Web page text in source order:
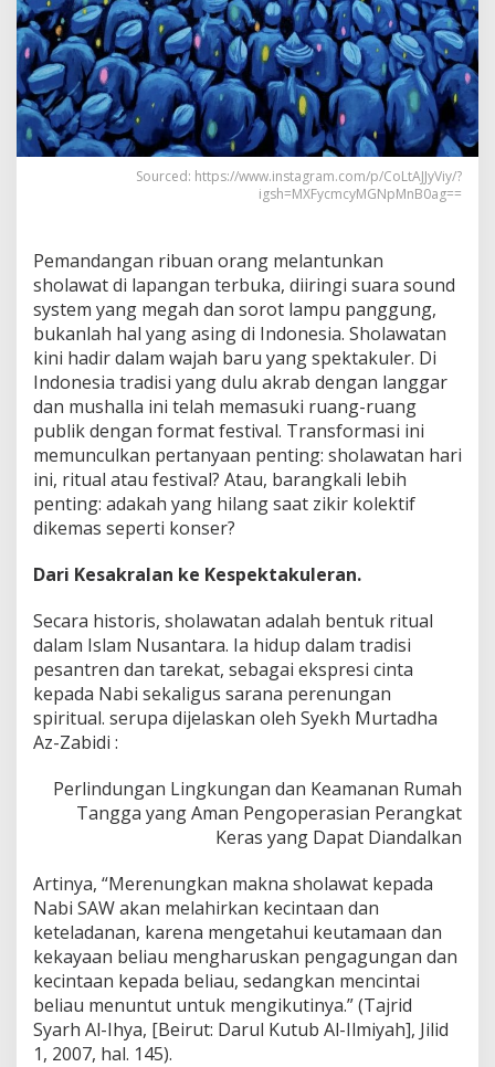
Sourced: https://www.instagram.com/p/CoLtAJJyViy/?
igsh=MXFycmcyMGNpMnB0ag==
Pemandangan ribuan orang melantunkan
sholawat di lapangan terbuka, diiringi suara sound
system yang megah dan sorot lampu panggung,
bukanlah hal yang asing di Indonesia. Sholawatan
kini hadir dalam wajah baru yang spektakuler. Di
Indonesia tradisi yang dulu akrab dengan langgar
dan mushalla ini telah memasuki ruang-ruang
publik dengan format festival. Transformasi ini
memunculkan pertanyaan penting: sholawatan hari
ini, ritual atau festival? Atau, barangkali lebih
penting: adakah yang hilang saat zikir kolektif
dikemas seperti konser?
Dari Kesakralan ke Kespektakuleran.
Secara historis, sholawatan adalah bentuk ritual
dalam Islam Nusantara. Ia hidup dalam tradisi
pesantren dan tarekat, sebagai ekspresi cinta
kepada Nabi sekaligus sarana perenungan
spiritual. serupa dijelaskan oleh Syekh Murtadha
Az-Zabidi :
Perlindungan Lingkungan dan Keamanan Rumah
Tangga yang Aman Pengoperasian Perangkat
Keras yang Dapat Diandalkan
Artinya, “Merenungkan makna sholawat kepada
Nabi SAW akan melahirkan kecintaan dan
keteladanan, karena mengetahui keutamaan dan
kekayaan beliau mengharuskan pengagungan dan
kecintaan kepada beliau, sedangkan mencintai
beliau menuntut untuk mengikutinya.” (Tajrid
Syarh Al-Ihya, [Beirut: Darul Kutub Al-Ilmiyah], Jilid
1, 2007, hal. 145).